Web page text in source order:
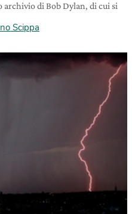
di Bob Dylan, di cui si
Scippa